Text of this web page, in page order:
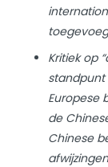
Kritiek op
Europese
de
Chinese